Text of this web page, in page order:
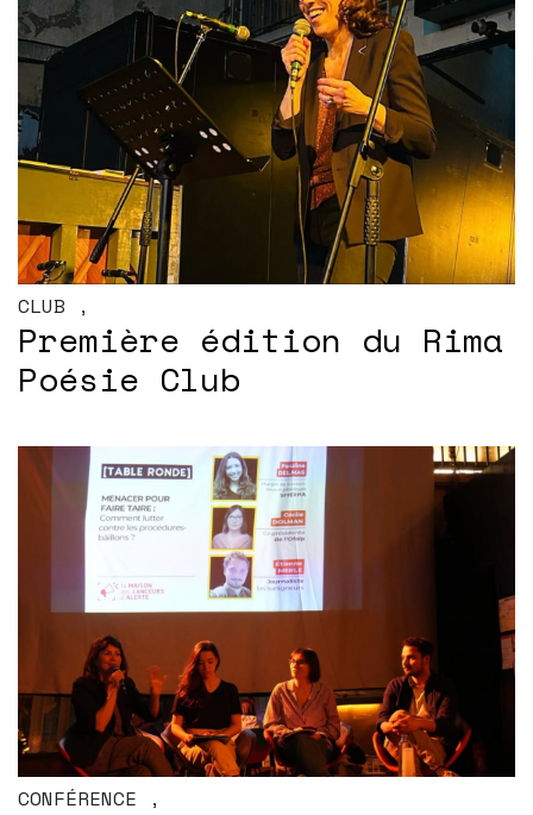
CLUB ,
Première édition du Rima
Poésie Club
CONFÉRENCE ,